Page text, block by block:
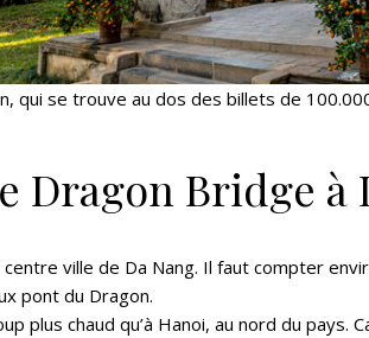
qui se trouve au dos des billets de
Dragon Bridge à
ville de Da Nang. Il faut compter
pont du Dragon.
plus chaud qu’à Hanoi, au nord du pays.